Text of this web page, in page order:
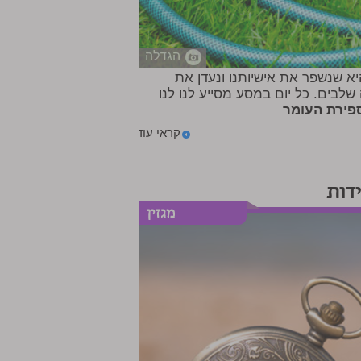
הגדלה
שנשפר את אישיותנו ונעדן את
כל יום במסע מסייע לנו לנו
העומר
קראי עוד